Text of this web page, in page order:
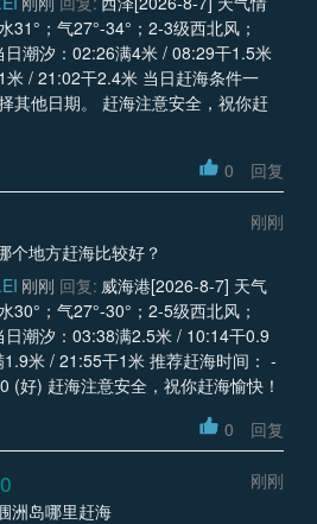
31°；气27°-34°；2-3级西北风；
潮汐：02:26满4米 / 08:29干1.5米
米 / 21:02干2.4米 当日赶海条件一
其他日期。 赶海注意安全，祝你赶
0 回复
刚刚
个地方赶海比较好？
刚刚 回复: 威海港[2026-8-7] 天气
30°；气27°-30°；2-5级西北风；
潮汐：03:38满2.5米 / 10:14干0.9
米 / 21:55干1米 推荐赶海时间： -
(好) 赶海注意安全，祝你赶海愉快！
0 回复
刚刚
洲岛哪里赶海